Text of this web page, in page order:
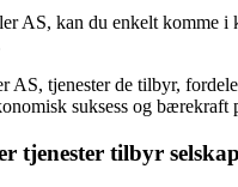
AS, kan du enkelt komme
tjenester de tilbyr,
suksess og bærekraft
tjenester tilbyr